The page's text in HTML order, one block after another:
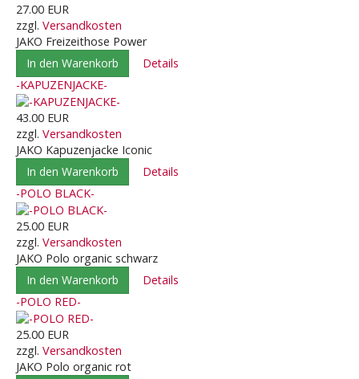
27.00 EUR
zzgl. Versandkosten
JAKO Freizeithose Power
In den Warenkorb
Details
-KAPUZENJACKE-
43.00 EUR
zzgl. Versandkosten
JAKO Kapuzenjacke Iconic
In den Warenkorb
Details
-POLO BLACK-
25.00 EUR
zzgl. Versandkosten
JAKO Polo organic schwarz
In den Warenkorb
Details
-POLO RED-
25.00 EUR
zzgl. Versandkosten
JAKO Polo organic rot